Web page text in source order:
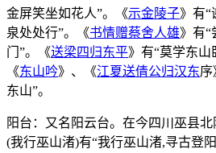
金屏笑坐如花人”。《示金陵子》有“
泉处处行”。《书情赠蔡舍人雄》有“
门”。《送梁四归东平》有“莫学东山
《东山吟》、《江夏送倩公归汉东序
东山”。
阳台：又名阳云台。在今四川巫县
(我行巫山渚)有“我行巫山渚,寻古登